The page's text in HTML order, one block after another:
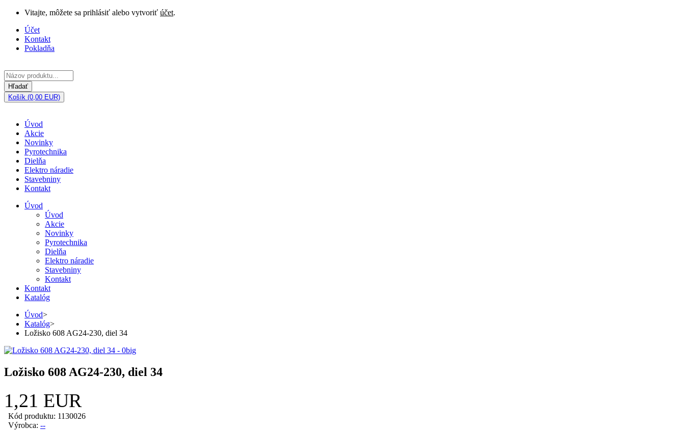
Vitajte, môžete sa prihlásiť alebo vytvoriť účet.
Účet
Kontakt
Pokladňa
Hľadať
Košík (0,00 EUR)
Úvod
Akcie
Novinky
Pyrotechnika
Dielňa
Elektro náradie
Stavebniny
Kontakt
Úvod
Úvod
Akcie
Novinky
Pyrotechnika
Dielňa
Elektro náradie
Stavebniny
Kontakt
Kontakt
Katalóg
Úvod>
Katalóg>
Ložisko 608 AG24-230, diel 34
Ložisko 608 AG24-230, diel 34
1,21 EUR
Kód produktu: 1130026
Výrobca: --